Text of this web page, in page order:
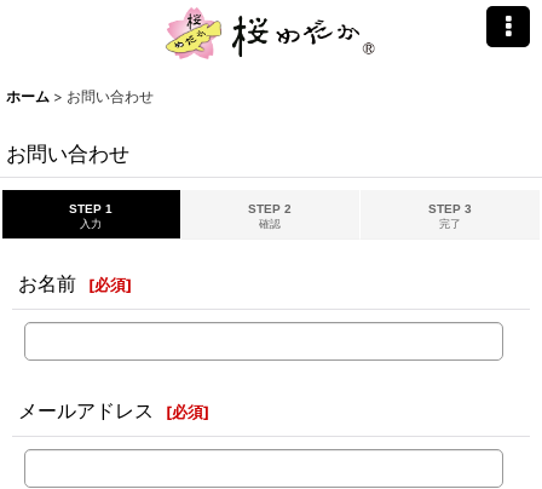
ホーム > お問い合わせ
お問い合わせ
STEP 1
入力
STEP 2
確認
STEP 3
完了
お名前 [必須]
メールアドレス [必須]